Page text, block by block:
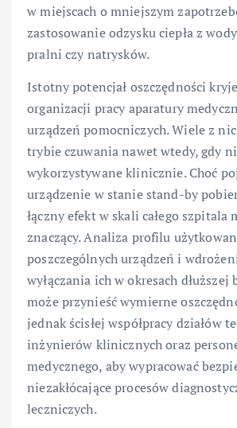
w miejscach o mniejszym
zastosowanie odzysku ciepła z
pralni czy natrysków.
Istotny potencjał oszczędności
organizacji pracy aparatury
urządzeń pomocniczych. Wiele z
trybie czuwania nawet wtedy, gdy
wykorzystywane klinicznie. Choć
urządzenie w stanie stand-by
łączny efekt w skali całego szpitala
znaczący. Analiza profilu
poszczególnych urządzeń i
wyłączania ich w okresach dłuższej
może przynieść wymierne
jednak ścisłej współpracy działów
inżynierów klinicznych oraz
medycznego, aby wypracować
niezakłócające procesów
leczniczych.